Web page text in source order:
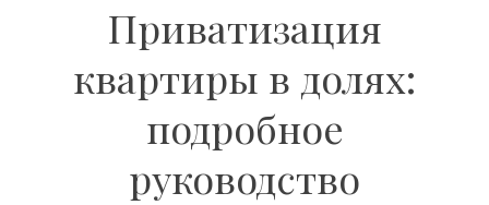
Приватизация
квартиры в долях:
подробное
руководство